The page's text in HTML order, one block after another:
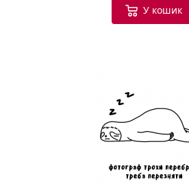
У кошик